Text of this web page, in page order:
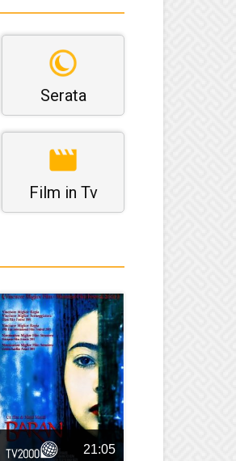
Serata
Film in Tv
21:05